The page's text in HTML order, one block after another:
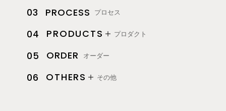
03 PROCESS プロセス
04 PRODUCTS プロダクト
05 ORDER オーダー
06 OTHERS その他